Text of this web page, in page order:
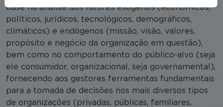
base na análise dos fatores exógenos (econômicos,
políticos, jurídicos, tecnológicos, demográficos,
climáticos) e endógenos (missão, visão, valores,
propósito e negócio da organização em questão),
bem como no comportamento do público-alvo (seja
ele consumidor, organizacional, seja governamental),
fornecendo aos gestores ferramentas fundamentais
para a tomada de decisões nos mais diversos tipos
de organizações (privadas, públicas, familiares,